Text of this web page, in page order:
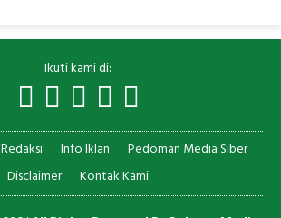
Ikuti kami di:
Redaksi Info Iklan
Pedoman Media Siber
Disclaimer
Kontak Kami